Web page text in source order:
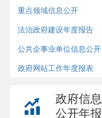
重点领域信息公开
法治政府建设年度报告
公共企事业单位信息公开
政府网站工作年度报表
政府信息
公开年报